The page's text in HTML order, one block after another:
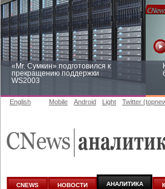
«Mr. Сумкин» подготовился к
прекращению поддержки
WS2003
аналитике
English Mobile Android Light Twitter
CNEWS НОВОСТИ АНАЛИТИКА